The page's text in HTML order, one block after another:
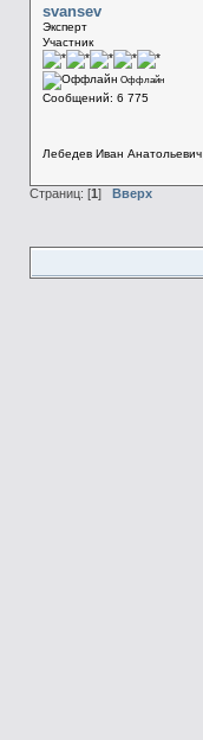
svansev
Эксперт
Участник
Оффлайн
Сообщений: 6 775
Лебедев Иван Анатольевич
Страниц: [1] Вверх